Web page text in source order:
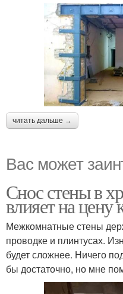
доме
Стен в кирпичном доме
читать дальше →
Вас может
Снос стены в
влияет на цену
Межкомнатные стены
проводке и плинтусах.
будет сложнее. Ничего
бы достаточно, но мне